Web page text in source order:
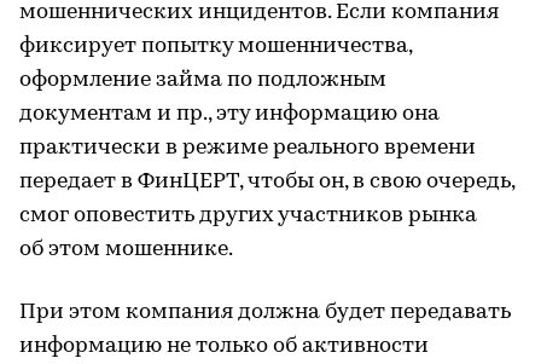
мошеннических инцидентов. Если компания
фиксирует попытку мошенничества,
оформление займа по подложным
документам и пр., эту информацию она
практически в режиме реального времени
передает в ФинЦЕРТ, чтобы он, в свою очередь,
смог оповестить других участников рынка
об этом мошеннике.
При этом компания должна будет передавать
информацию не только об активности